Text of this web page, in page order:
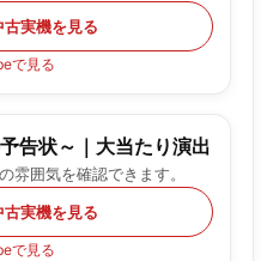
実機を見る
で見る
告状～｜大当たり演出
雰囲気を確認できます。
実機を見る
で見る